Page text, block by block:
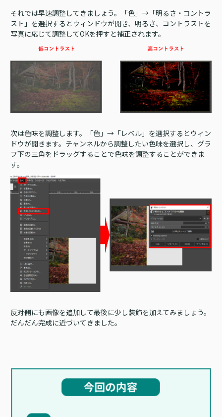
それでは早速調整してきましょう。「色」→「明るさ・コントラ
スト」を選択するとウィンドウが開き、明るさ、コントラストを
写真に応じて調整してOKを押すと補正されます。
次は色味を調整します。「色」→「レベル」を選択するとウィン
ドウが開きます。チャンネルから調整したい色味を選択し、グラ
フ下の三角をドラッグすることで色味を調整することができま
す。
反対側にも画像を追加して最後に少し装飾を加えてみましょう。
だんだん完成に近づいてきました。